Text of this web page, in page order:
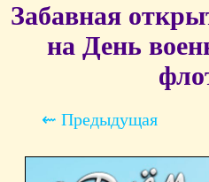
Забавная
на День
⇜ Предыдущая